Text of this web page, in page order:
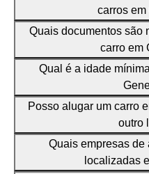
carros
Quais documentos são
carro em
Qual é a idade
Posso alugar um carro
outro
Quais empresas de
localizadas